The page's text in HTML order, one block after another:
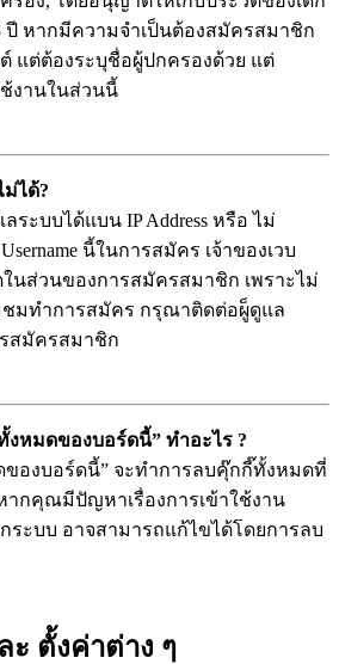
ปี หากมีความจำเป็นต้องสมัครสมาชิก
ต์ แต่ต้องระบุชื่อผู้ปกครองด้วย แต่
ช้งานในส่วนนี้
ได้?
ระบบได้แบน IP Address หรือ ไม่
นี้ในการสมัคร เจ้าของเวบ
ในส่วนของการสมัครสมาชิก เพราะไม่
ชมทำการสมัคร กรุณาติดต่อผู็ดูแล
สมัครสมาชิก
หมดของบอร์ดนี้” ทำอะไร ?
องบอร์ดนี้” จะทำการลบคุ๊กกี๊ทั้งหมดที่
ากคุณมีปัญหาเรื่องการเข้าใช้งาน
ระบบ อาจสามารถแก้ไขได้โดยการลบ
ตั้งค่าต่าง ๆ